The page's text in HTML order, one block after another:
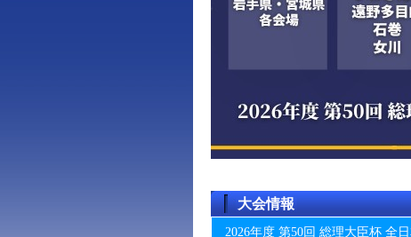
大会情報
2026年度 第50回 総理大臣杯 全